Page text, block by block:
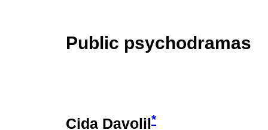
Public psychodramas
Cida Davolil*